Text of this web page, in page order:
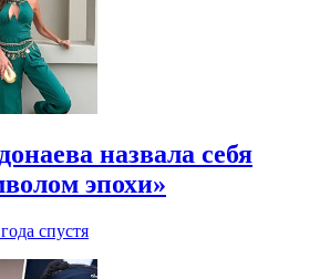
назвала себя
эпохи»
спустя